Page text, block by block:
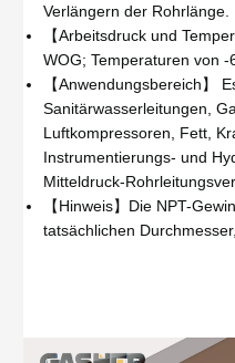
Verlängern der Rohrlänge.
【Arbeitsdruck und
WOG; Temperaturen von -
【Anwendungsbereich】
Sanitärwasserleitungen,
Luftkompressoren, Fett,
Instrumentierungs- und
Mitteldruck-
【Hinweis】Die NPT-
tatsächlichen